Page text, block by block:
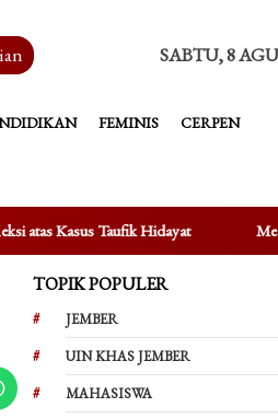
SABTU, 8
FEMINIS CERPEN
Mengungkap Fakta di
TOPIK POPULER
JEMBER
UIN KHAS JEMBER
MAHASISWA